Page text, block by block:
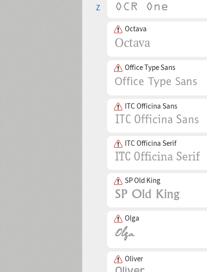
Z
Octava
Office Type Sans
ITC Officina Sans
ITC Officina Serif
SP Old King
Olga
Oliver